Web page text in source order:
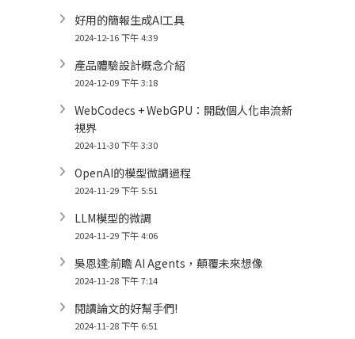
好用的簡報生成AI工具
2024-12-16 下午 4:39
產品體驗設計概念介紹
2024-12-09 下午 3:18
WebCodecs + WebGPU：開啟個人化串流新
視界
2024-11-30 下午 3:30
OpenAI的模型微調過程
2024-11-29 下午 5:51
LLM模型的微調
2024-11-29 下午 4:06
吳恩達:前瞻 AI Agents，顛覆未來想像
2024-11-28 下午 7:14
閱讀論文的好幫手們!
2024-11-28 下午 6:51